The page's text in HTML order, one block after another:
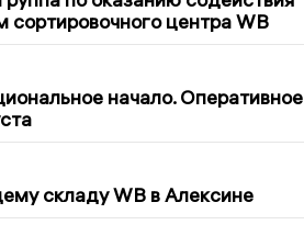
центра WB
начало. Оперативное
складу WB в Алексине